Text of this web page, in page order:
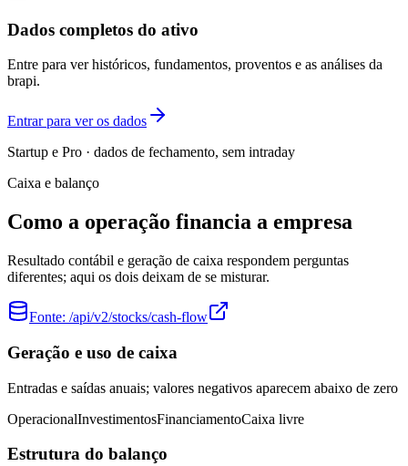
Dados completos do ativo
Entre para ver históricos, fundamentos, proventos e as análises da
brapi.
Entrar para ver os dados
Startup e Pro · dados de fechamento, sem intraday
Caixa e balanço
Como a operação financia a empresa
Resultado contábil e geração de caixa respondem perguntas
diferentes; aqui os dois deixam de se misturar.
Fonte: /api/v2/stocks/cash-flow
Geração e uso de caixa
Entradas e saídas anuais; valores negativos aparecem abaixo de zero
OperacionalInvestimentosFinanciamentoCaixa livre
Estrutura do balanço